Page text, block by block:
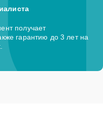
получает
гарантию до 3 лет на